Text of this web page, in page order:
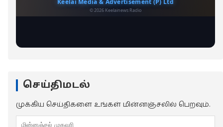
செய்திமடல்
முக்கிய செய்திகளை உங்கள் மின்னஞ்சலில் பெறவும்.